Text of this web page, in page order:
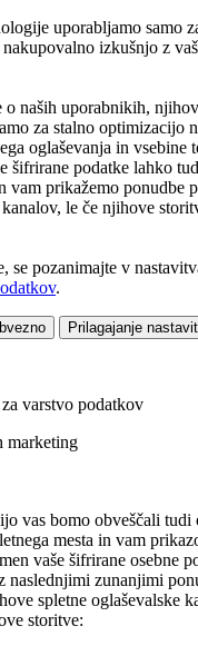
uporabljamo samo
izkušnjo z
o naših uporabnikih,
za stalno optimizacijo
oglaševanja in vsebine
šifrirane podatke lahko
vam prikažemo ponudbe
le če njihove
se pozanimajte v
.
Prilagajanje
varstvo podatkov
marketing
vas bomo obveščali tudi
mesta in vam
vaše šifrirane osebne
naslednjimi zunanjimi
spletne oglaševalske
storitve: